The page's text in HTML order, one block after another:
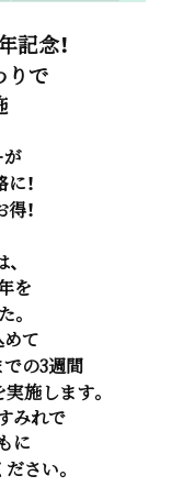
記念！
りで
！
！
を
。
て
の3週間
施します。
みれで
に
さい。